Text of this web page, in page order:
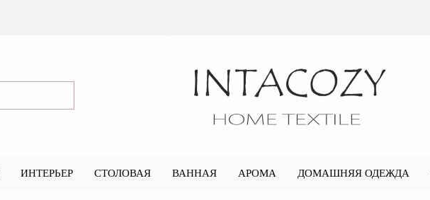
ИНТЕРЬЕР СТОЛОВАЯ ВАННАЯ АРОМА ДОМАШНЯЯ ОДЕЖДА